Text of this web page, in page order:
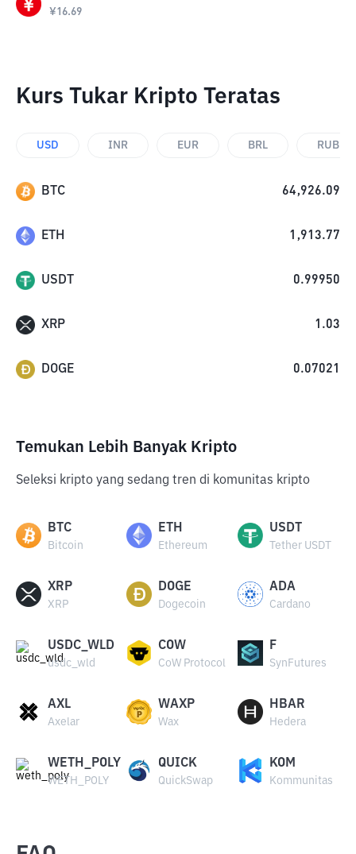
¥16.69
Kurs Tukar Kripto Teratas
USD INR EUR BRL RUB
BTC 64,926.09
ETH 1,913.77
USDT 0.99950
XRP 1.03
DOGE 0.07021
Temukan Lebih Banyak Kripto
Seleksi kripto yang sedang tren di komunitas kripto
BTC
Bitcoin
ETH
Ethereum
USDT
Tether USDT
XRP
XRP
DOGE
Dogecoin
ADA
Cardano
USDC_WLD
usdc_wld
COW
CoW Protocol
F
SynFutures
AXL
Axelar
WAXP
Wax
HBAR
Hedera
WETH_POLY
WETH_POLY
QUICK
QuickSwap
KOM
Kommunitas